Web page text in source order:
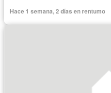
Hace 1 semana, 2 días en rentumo